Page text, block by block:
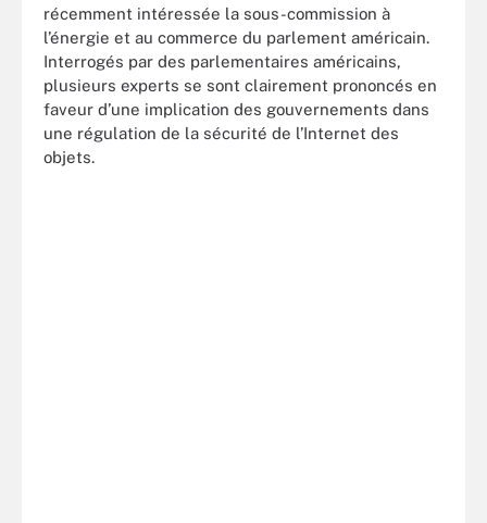
récemment intéressée la sous-commission à
l’énergie et au commerce du parlement américain.
Interrogés par des parlementaires américains,
plusieurs experts se sont clairement prononcés en
faveur d’une implication des gouvernements dans
une régulation de la sécurité de l’Internet des
objets.